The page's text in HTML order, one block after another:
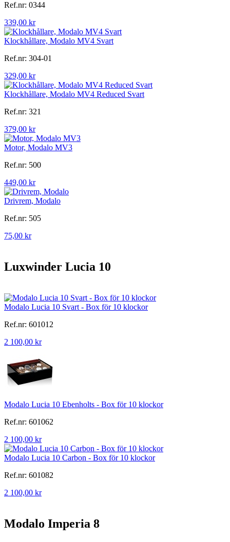
Ref.nr: 0344
339,00 kr
Klockhållare, Modalo MV4 Svart
Ref.nr: 304-01
329,00 kr
Klockhållare, Modalo MV4 Reduced Svart
Ref.nr: 321
379,00 kr
Motor, Modalo MV3
Ref.nr: 500
449,00 kr
Drivrem, Modalo
Ref.nr: 505
75,00 kr
Luxwinder Lucia 10
Modalo Lucia 10 Svart - Box för 10 klockor
Ref.nr: 601012
2 100,00 kr
Modalo Lucia 10 Ebenholts - Box för 10 klockor
Ref.nr: 601062
2 100,00 kr
Modalo Lucia 10 Carbon - Box för 10 klockor
Ref.nr: 601082
2 100,00 kr
Modalo Imperia 8